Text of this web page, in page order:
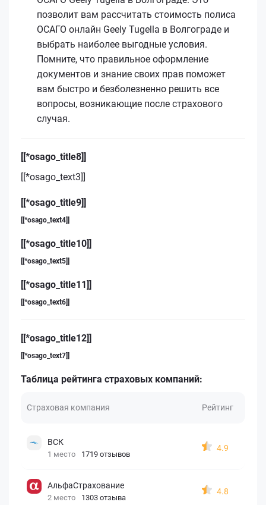
позволит вам рассчитать стоимость полиса
ОСАГО онлайн Geely Tugella в Волгограде и
выбрать наиболее выгодные условия.
Помните, что правильное оформление
документов и знание своих прав поможет
вам быстро и безболезненно решить все
вопросы, возникающие после страхового
случая.
[[*osago_title8]]
[[*osago_text3]]
[[*osago_title9]]
[[*osago_text4]]
[[*osago_title10]]
[[*osago_text5]]
[[*osago_title11]]
[[*osago_text6]]
[[*osago_title12]]
[[*osago_text7]]
Таблица рейтинга страховых компаний:
Страховая компания Рейтинг
ВСК
1 место 1719 отзывов
4.9
АльфаСтрахование
2 место 1303 отзыва
4.8